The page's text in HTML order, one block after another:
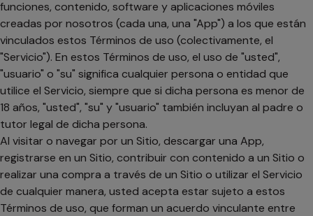
funciones, contenido, software y aplicaciones móviles
creadas por nosotros (cada una, una "App") a los que están
vinculados estos Términos de uso (colectivamente, el
"Servicio"). En estos Términos de uso, el uso de "usted",
"usuario" o "su" significa cualquier persona o entidad que
utilice el Servicio, siempre que si dicha persona es menor de
18 años, "usted", "su" y "usuario" también incluyan al padre o
tutor legal de dicha persona.
Al visitar o navegar por un Sitio, descargar una App,
registrarse en un Sitio, contribuir con contenido a un Sitio o
realizar una compra a través de un Sitio o utilizar el Servicio
de cualquier manera, usted acepta estar sujeto a estos
Términos de uso, que forman un acuerdo vinculante entre